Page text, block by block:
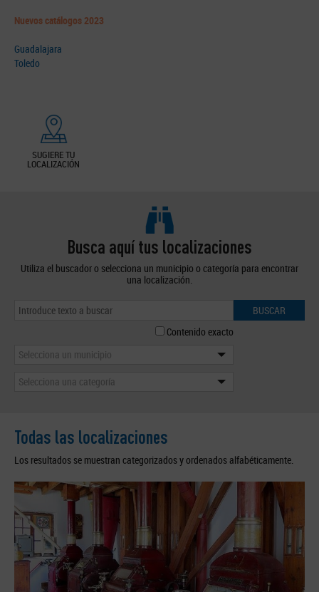
Nuevos catálogos 2023
Guadalajara
Toledo
SUGIERE TU
LOCALIZACIÓN
Busca aquí tus localizaciones
Utiliza el buscador o selecciona un municipio o categoría para encontrar
una localización.
BUSCAR
Contenido exacto
Selecciona un municipio
Selecciona una categoría
Todas las localizaciones
Los resultados se muestran categorizados y ordenados alfabéticamente.